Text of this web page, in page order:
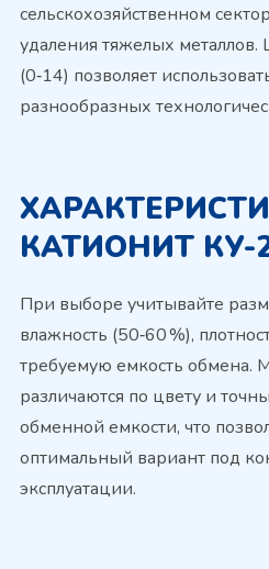
сельскохозяйственном
удаления тяжелых
(0‑14) позволяет
разнообразных
КАТИОНИТ КУ-
При выборе учитывайте
влажность (50‑60 %),
требуемую емкость обмена.
различаются по цвету и
обменной емкости, что
оптимальный вариант под
эксплуатации.